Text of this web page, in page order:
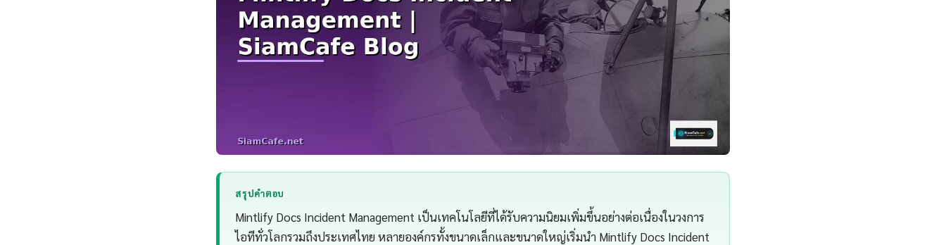
สรุปคำตอบ
Mintlify Docs Incident Management เป็นเทคโนโลยีที่ได้รับความนิยมเพิ่มขึ้นอย่างต่อเนื่องในวงการ
ไอทีทั่วโลกรวมถึงประเทศไทย หลายองค์กรทั้งขนาดเล็กและขนาดใหญ่เริ่มนำ Mintlify Docs Incident